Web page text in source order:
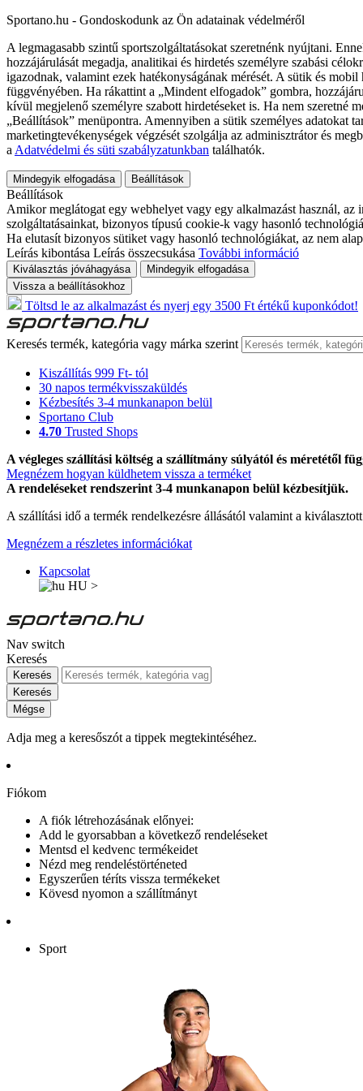
Sportano.hu - Gondoskodunk az Ön adatainak védelméről
A legmagasabb szintű sportszolgáltatásokat szeretnénk nyújtani.
hozzájárulását megadja, analitikai és hirdetés személyre szabási
igazodnak, valamint ezek hatékonyságának mérését. A sütik és
függvényében. Ha rákattint a „Mindent elfogadok” gombra,
kívül megjelenő személyre szabott hirdetéseket is. Ha nem szeretné
„Beállítások” menüpontra. Amennyiben a sütik személyes adatokat
marketingtevékenységek végzését szolgálja az adminisztrátor és
a Adatvédelmi és süti szabályzatunkban találhatók.
Mindegyik elfogadása Beállítások
Beállítások
Amikor meglátogat egy webhelyet vagy egy alkalmazást használ,
szolgáltatásainkat, bizonyos típusú cookie-k vagy hasonló
Ha elutasít bizonyos sütiket vagy hasonló technológiákat, az nem
Leírás kibontása Leírás összecsukása További információ
Kiválasztás jóváhagyása
Mindegyik elfogadása
Vissza a beállításokhoz
Töltsd le az alkalmazást és nyerj egy 3500 Ft értékű kuponkódot!
Keresés termék, kategória vagy márka szerint
Kiszállítás 999 Ft- tól
30 napos termékvisszaküldés
Kézbesítés 3-4 munkanapon belül
Sportano Club
4.70 Trusted Shops
A végleges szállítási költség a szállítmány súlyától és méretétől
Megnézem hogyan küldhetem vissza a terméket
A rendeléseket rendszerint 3-4 munkanapon belül kézbesítjük.
A szállítási idő a termék rendelkezésre állásától valamint a
Megnézem a részletes információkat
Kapcsolat
HU >
Nav switch
Keresés
Keresés
Keresés
Mégse
Adja meg a keresőszót a tippek megtekintéséhez.
Fiókom
A fiók létrehozásának előnyei:
Add le gyorsabban a következő rendeléseket
Mentsd el kedvenc termékeidet
Nézd meg rendeléstörténeted
Egyszerűen téríts vissza termékeket
Kövesd nyomon a szállítmányt
Sport